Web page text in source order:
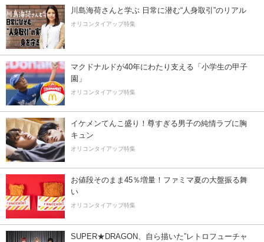
川島海荷さんと学ぶ 日常に潜む“人身取引”のリアル
オリコンタイアップ特集
マクドナルドが40年にわたり支える「小学生の甲子
園」
オリコンタイアップ特集
イケメンてんこ盛り！尊すぎる男子の純情ラブに胸
キュン
オリコンタイアップ特集
お値段そのまま45％増量！ファミマ夏の大盤振る舞
い
オリコンタイアップ特集
SUPER★DRAGON、自ら描いた”レトロフューチャ